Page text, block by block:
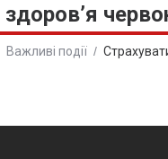
Важливі події